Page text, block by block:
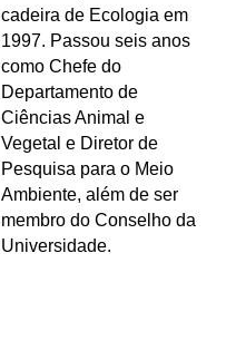
cadeira de Ecologia em
1997. Passou seis anos
como Chefe do
Departamento de
Ciências Animal e
Vegetal e Diretor de
Pesquisa para o Meio
Ambiente, além de ser
membro do Conselho da
Universidade.